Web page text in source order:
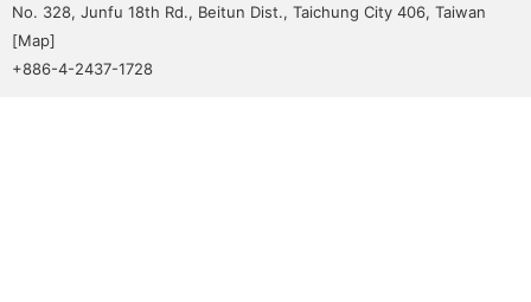
No. 328, Junfu 18th Rd., Beitun Dist., Taichung City 406, Taiwan
[Map]
+886-4-2437-1728